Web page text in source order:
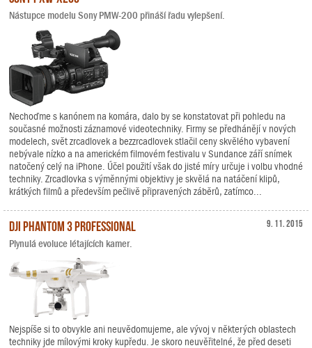
Nástupce modelu Sony PMW-200 přináší řadu vylepšení.
Nechoďme s kanónem na komára, dalo by se konstatovat při pohledu na
současné možnosti záznamové videotechniky. Firmy se předhánějí v nových
modelech, svět zrcadlovek a bezzrcadlovek stlačil ceny skvělého vybavení
nebývale nízko a na americkém filmovém festivalu v Sundance září snímek
natočený celý na iPhone. Účel použití však do jisté míry určuje i volbu vhodné
techniky. Zrcadlovka s výměnnými objektivy je skvělá na natáčení klipů,
krátkých filmů a především pečlivě připravených záběrů, zatímco...
9. 11. 2015
DJI Phantom 3 Professional
Plynulá evoluce létajících kamer.
Nejspíše si to obvykle ani neuvědomujeme, ale vývoj v některých oblastech
techniky jde mílovými kroky kupředu. Je skoro neuvěřitelné, že před deseti